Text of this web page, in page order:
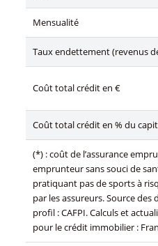
Mensualité
Taux endettement (revenus
Coût total crédit en €
Coût total crédit en % du
(*) : coût de l’assurance
emprunteur sans souci de
pratiquant pas de sports à
par les assureurs. Source
profil : CAFPI. Calculs et
pour le crédit immobilier :